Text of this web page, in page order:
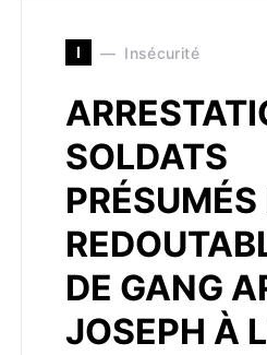
I Insécurité
SOLDATS
PRÉSUMÉS
DE GANG
JOSEPH À